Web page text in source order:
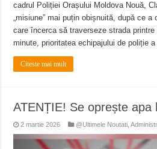
cadrul Poliției Orașului Moldova Nouă,
„misiune” mai puțin obișnuită, după ce
care încerca să traverseze strada
minute, prioritatea echipajului de poliție
Citeste mai mult
ATENȚIE! Se oprește apa
2 martie 2026 @Ultimele Noutati ,